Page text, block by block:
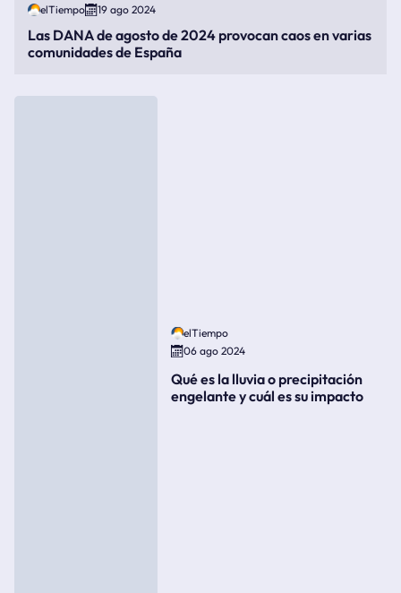
elTiempo 19 ago 2024
Las DANA de agosto de 2024 provocan caos en varias
comunidades de España
elTiempo
06 ago 2024
Qué es la lluvia o precipitación
engelante y cuál es su impacto